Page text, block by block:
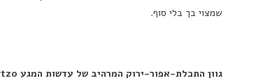
שמצוי בך בלי סוף.
גוון התכלת-אפור-ירוק המרהיב של עדשות המגע Solotica Hidrocor Quartzo הם התוצאה של מאמץ של המון אהבה ויצירה